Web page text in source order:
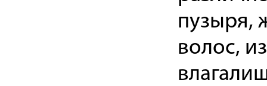
пузыря,
волос,